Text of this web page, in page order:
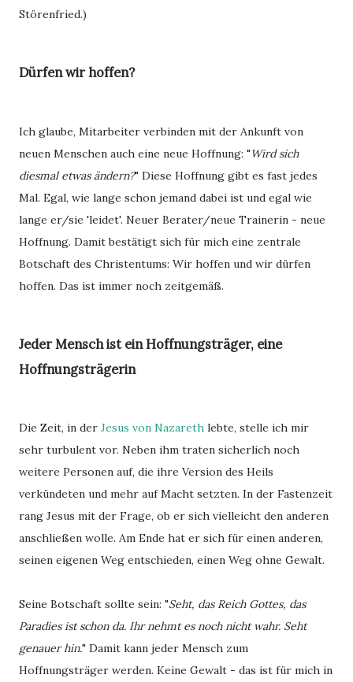
Störenfried.)
Dürfen wir hoffen?
Ich glaube, Mitarbeiter verbinden mit der Ankunft von
neuen Menschen auch eine neue Hoffnung: "Wird sich
diesmal etwas ändern?" Diese Hoffnung gibt es fast jedes
Mal. Egal, wie lange schon jemand dabei ist und egal wie
lange er/sie 'leidet'. Neuer Berater/neue Trainerin - neue
Hoffnung. Damit bestätigt sich für mich eine zentrale
Botschaft des Christentums: Wir hoffen und wir dürfen
hoffen. Das ist immer noch zeitgemäß.
Jeder Mensch ist ein Hoffnungsträger, eine
Hoffnungsträgerin
Die Zeit, in der Jesus von Nazareth lebte, stelle ich mir
sehr turbulent vor. Neben ihm traten sicherlich noch
weitere Personen auf, die ihre Version des Heils
verkündeten und mehr auf Macht setzten. In der Fastenzeit
rang Jesus mit der Frage, ob er sich vielleicht den anderen
anschließen wolle. Am Ende hat er sich für einen anderen,
seinen eigenen Weg entschieden, einen Weg ohne Gewalt.
Seine Botschaft sollte sein: "Seht, das Reich Gottes, das
Paradies ist schon da. Ihr nehmt es noch nicht wahr. Seht
genauer hin." Damit kann jeder Mensch zum
Hoffnungsträger werden. Keine Gewalt - das ist für mich in